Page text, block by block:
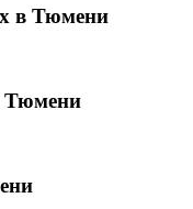
в Тюмени
Тюмени